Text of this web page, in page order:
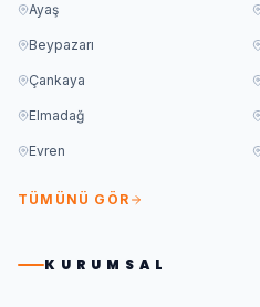
Ayaş
Beypazarı
Çankaya
Elmadağ
Evren
TÜMÜNÜ GÖR
KURUMSAL